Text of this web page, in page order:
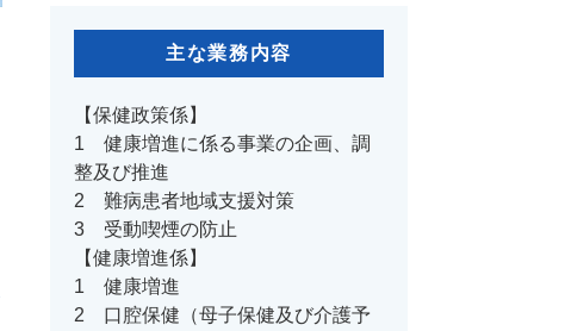
主な業務内容
【保健政策係】
1 健康増進に係る事業の企画、調
整及び推進
2 難病患者地域支援対策
3 受動喫煙の防止
【健康増進係】
1 健康増進
2 口腔保健（母子保健及び介護予